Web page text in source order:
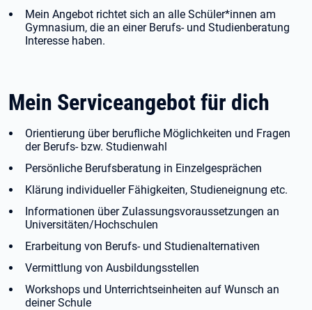
Mein Angebot richtet sich an alle Schüler*innen am
Gymnasium, die an einer Berufs- und Studienberatung
Interesse haben.
Mein Serviceangebot für dich
Orientierung über berufliche Möglichkeiten und Fragen
der Berufs- bzw. Studienwahl
Persönliche Berufsberatung in Einzelgesprächen
Klärung individueller Fähigkeiten, Studieneignung etc.
Informationen über Zulassungsvoraussetzungen an
Universitäten/Hochschulen
Erarbeitung von Berufs- und Studienalternativen
Vermittlung von Ausbildungsstellen
Workshops und Unterrichtseinheiten auf Wunsch an
deiner Schule